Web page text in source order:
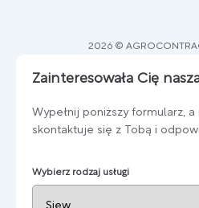
2026 ©
Zainteresowała Cię
Wypełnij poniższy formularz, a
skontaktuje się z Tobą i
Wybierz rodzaj usługi